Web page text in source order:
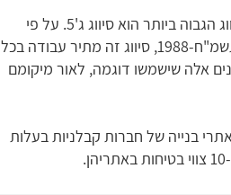
חברות הבנייה הקבלניות בישראל נבדלות זו מזו בסיווג הקבלני, כאשר הסיווג הגבוה ביותר הוא סיווג ג'5. על פי
תקנות רישום קבלנים לעבודות הנדסה בנאיות (סיווג קבלנים רישומים), התשמ"ח-1988, סיווג זה מתיר עבודה בכל
אלה שישמשו דוגמה, לאור מיקומם
הבינוי שנהרגו בתאונות עבודה בשנת 2019 עבדו באתרי בנייה של חברות קבלניות בעלות